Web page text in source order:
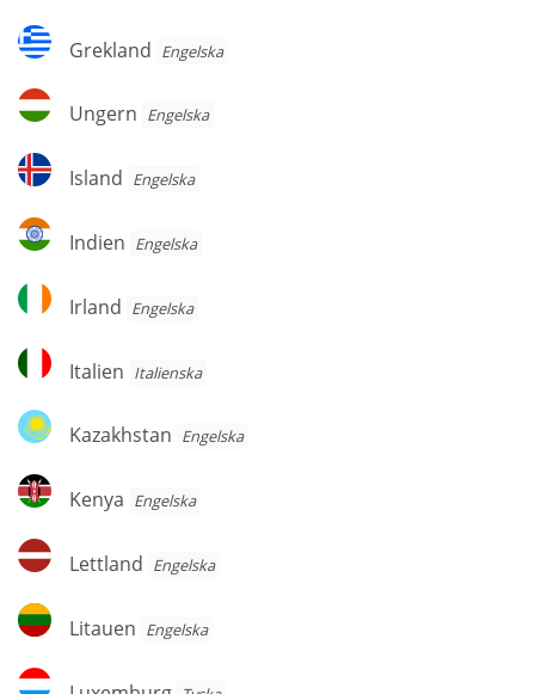
Grekland
Grekland Engelska
Ungern
Ungern Engelska
Island
Island Engelska
Indien
Indien Engelska
Irland
Irland Engelska
Italien
Italien Italienska
Kazakhstan
Kazakhstan Engelska
Kenya
Kenya Engelska
Lettland
Lettland Engelska
Litauen
Litauen Engelska
Luxemburg